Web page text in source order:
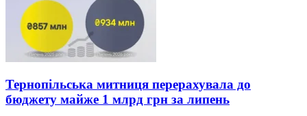
Тернопільська митниця перерахувала до
бюджету майже 1 млрд грн за липень